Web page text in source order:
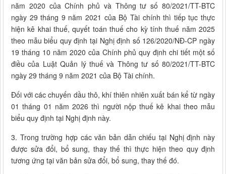
năm 2020 của Chính phủ và Thông tư số 80/2021/TT-BTC
ngày 29 tháng 9 năm 2021 của Bộ Tài chính thì tiếp tục thực
hiện kê khai thuế, quyết toán thuế cho kỳ tính thuế năm 2025
theo mẫu biểu quy định tại Nghị định số 126/2020/NĐ-CP ngày
19 tháng 10 năm 2020 của Chính phủ quy định chi tiết một số
điều của Luật Quản lý thuế và Thông tư số 80/2021/TT-BTC
ngày 29 tháng 9 năm 2021 của Bộ Tài chính.
Đối với các chuyến dầu thô, khí thiên nhiên xuất bán kể từ ngày
01 tháng 01 năm 2026 thì người nộp thuế kê khai theo mẫu
biểu quy định tại Nghị định này.
3. Trong trường hợp các văn bản dẫn chiếu tại Nghị định này
được sửa đổi, bổ sung, thay thế thì thực hiện theo quy định
tương ứng tại văn bản sửa đổi, bổ sung, thay thế đó.